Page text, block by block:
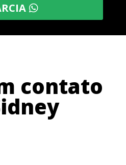
contato